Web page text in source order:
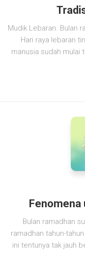
Mudik Lebaran. Bulan
Hari raya lebaran
manusia sudah mulai
Fenomena
Bulan ramadhan
ramadhan tahun-
ini tentunya tak jauh